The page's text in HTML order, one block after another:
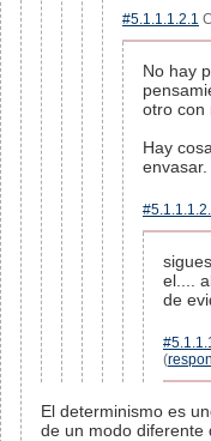
#5.1.1.1.2.1
No hay
otro con
Hay
envasar.
el....
de
(
El determinismo es
de un modo diferente